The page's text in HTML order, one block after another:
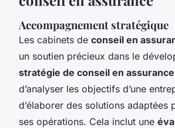
Accompagnement stratégique
Les cabinets de conseil en
un soutien précieux dans le
stratégie de conseil en assurance
d’analyser les objectifs d’une
d’élaborer des solutions adaptées
ses opérations. Cela inclut une